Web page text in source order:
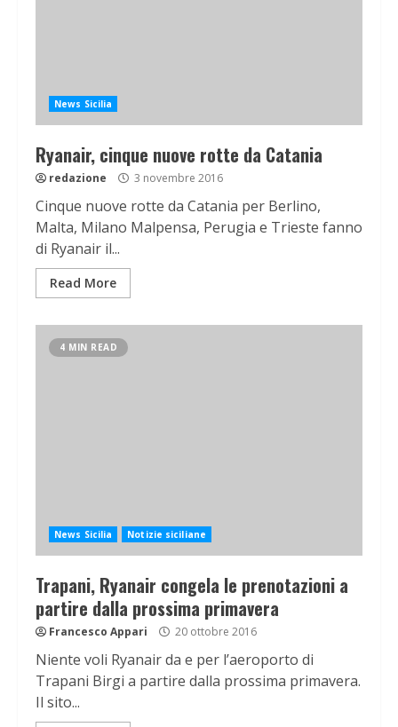
News Sicilia
Ryanair, cinque nuove rotte da Catania
redazione 3 novembre 2016
Cinque nuove rotte da Catania per Berlino,
Malta, Milano Malpensa, Perugia e Trieste fanno
di Ryanair il...
Read More
4 MIN READ
News Sicilia Notizie siciliane
Trapani, Ryanair congela le prenotazioni a
partire dalla prossima primavera
Francesco Appari 20 ottobre 2016
Niente voli Ryanair da e per l’aeroporto di
Trapani Birgi a partire dalla prossima primavera.
Il sito...